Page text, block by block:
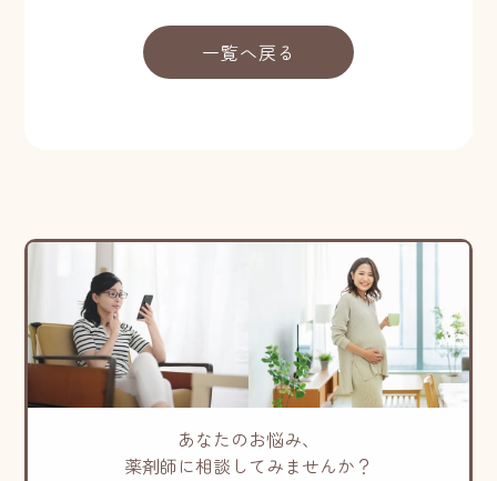
一覧へ戻る
あなたのお悩み、
薬剤師に相談してみませんか？